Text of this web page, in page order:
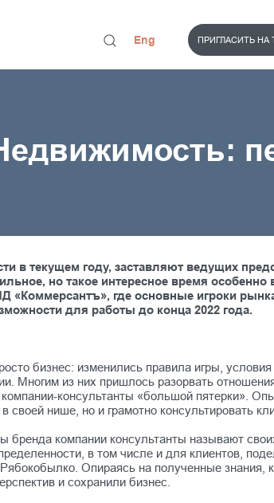
Eng ПРИГЛАСИТЬ НА
текущем году, заставляют ведущих
но такое интересное время
«Коммерсантъ», где основные игроки
для работы до конца 2022 года.
бизнес: изменились правила игры,
Многим из них пришлось разорвать
консультанты «большой пятерки».
нише, но и грамотно консультировать
компании консультанты называют
в том числе и для клиентов,
Опираясь на полученные знания,
и сохранили бизнес.